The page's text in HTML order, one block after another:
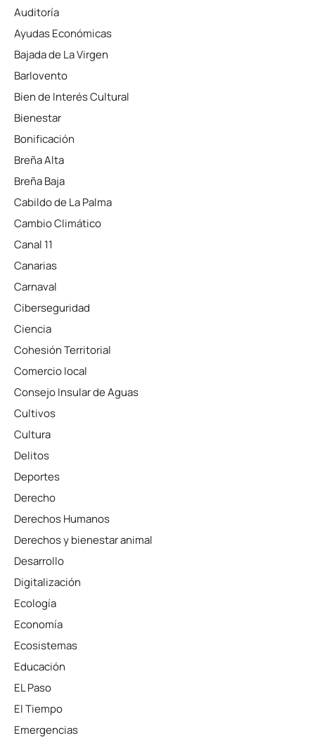
Auditoría
Ayudas Económicas
Bajada de La Virgen
Barlovento
Bien de Interés Cultural
Bienestar
Bonificación
Breña Alta
Breña Baja
Cabildo de La Palma
Cambio Climático
Canal 11
Canarias
Carnaval
Ciberseguridad
Ciencia
Cohesión Territorial
Comercio local
Consejo Insular de Aguas
Cultivos
Cultura
Delitos
Deportes
Derecho
Derechos Humanos
Derechos y bienestar animal
Desarrollo
Digitalización
Ecología
Economía
Ecosistemas
Educación
EL Paso
El Tiempo
Emergencias